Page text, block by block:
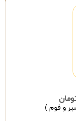
و فوم )